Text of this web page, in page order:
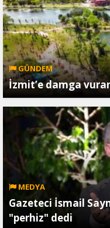
GÜNDEM
İzmit’e damga
MEDYA
Gazeteci İsmail
"perhiz" dedi